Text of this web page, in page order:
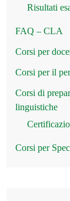
Risultati
FAQ – CLA
Corsi per
Corsi per il
Corsi di
linguistiche
Corsi per